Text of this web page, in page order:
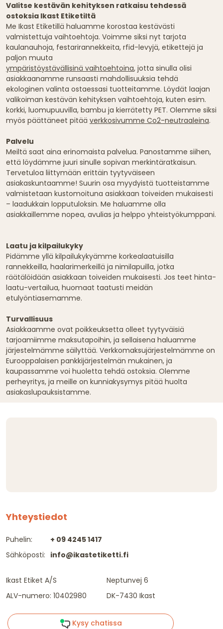
Valitse kestävän kehityksen ratkaisu tehdessä
ostoksia Ikast Etiketiltä
Me Ikast Etiketillä haluamme korostaa kestävästi
valmistettuja vaihtoehtoja. Voimme siksi nyt tarjota
kaulanauhoja, festarirannekkeita, rfid-levyjä, etikettejä ja
paljon muuta
ympäristöystävällisinä vaihtoehtoina, jotta sinulla olisi
asiakkaanamme runsaasti mahdollisuuksia tehdä
ekologinen valinta ostaessasi tuotteitamme. Löydät laajan
valikoiman kestävän kehityksen vaihtoehtoja, kuten esim.
korkki, luomupuuvilla, bambu ja kierrätetty PET. Olemme siksi
myös päättäneet pitää verkkosivumme Co2-neutraaleina.
Palvelu
Meiltä saat aina erinomaista palvelua. Panostamme siihen,
että löydämme juuri sinulle sopivan merkintäratkaisun.
Tervetuloa liittymään erittäin tyytyväiseen
asiakaskuntaamme! Suurin osa myydyistä tuotteistamme
valmistetaan kustomoituna asiakkaan toiveiden mukaisesti
– laadukkain lopputuloksin. Me haluamme olla
asiakkaillemme nopea, avulias ja helppo yhteistyökumppani.
Laatu ja kilpailukyky
Pidämme yllä kilpailukykyämme korkealaatuisilla
rannekkeilla, haalarimerkeillä ja nimilapuilla, jotka
räätälöidään asiakkaan toiveiden mukaisesti. Jos teet hinta-
laatu-vertailua, huomaat taatusti meidän
etulyöntiasemamme.
Turvallisuus
Asiakkaamme ovat poikkeuksetta olleet tyytyväisiä
tarjoamiimme maksutapoihin, ja sellaisena haluamme
järjestelmämme säilyttää. Verkkomaksujärjestelmämme on
Eurooppalaisen pankkijärjestelmän mukainen, ja
kaupassamme voi huoletta tehdä ostoksia. Olemme
perheyritys, ja meille on kunniakysymys pitää huolta
asiakaslupauksistamme.
Yhteystiedot
Puhelin:
Sähköposti:
+ 09 4245 1417
info@ikastetiketti.fi
Ikast Etiket A/S
ALV-numero: 10402980
Neptunvej 6
DK-7430 Ikast
Kysy chatissa